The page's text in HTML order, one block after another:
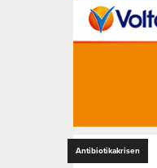
Antibiotikakrisen